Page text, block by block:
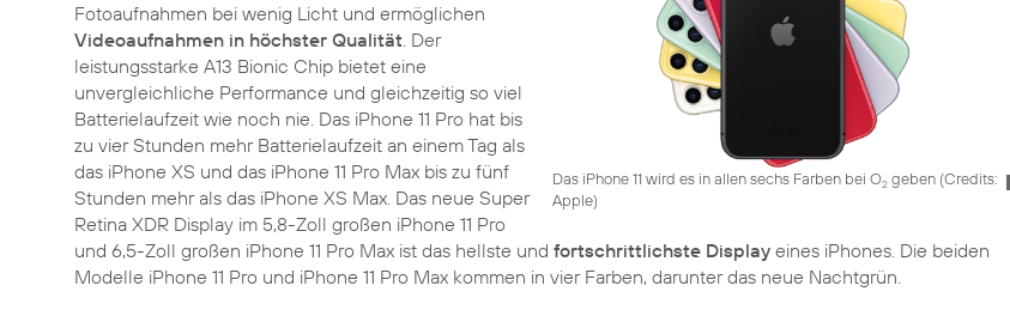
Das iPhone 11 wird es in allen sechs Farben bei O2geben (Credits:
Apple)
Fotoaufnahmen bei wenig Licht und ermöglichen
Videoaufnahmen in höchster Qualität. Der
leistungsstarke A13 Bionic Chip bietet eine
unvergleichliche Performance und gleichzeitig so viel
Batterielaufzeit wie noch nie. Das iPhone 11 Pro hat bis
zu vier Stunden mehr Batterielaufzeit an einem Tag als
das iPhone XS und das iPhone 11 Pro Max bis zu fünf
Stunden mehr als das iPhone XS Max. Das neue Super
Retina XDR Display im 5,8-Zoll großen iPhone 11 Pro
und 6,5-Zoll großen iPhone 11 Pro Max ist das hellste und fortschrittlichste Display eines iPhones. Die beiden
Modelle iPhone 11 Pro und iPhone 11 Pro Max kommen in vier Farben, darunter das neue Nachtgrün.